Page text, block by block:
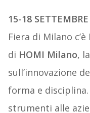
15-18 SETTEMBRE
Fiera di Milano c’è
di HOMI Milano,
sull’innovazione
forma e
strumenti alle